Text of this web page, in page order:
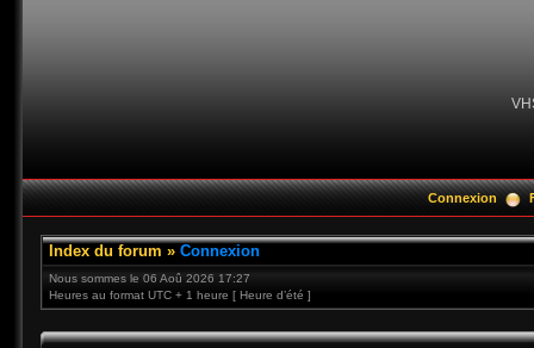
Connexion
Index du forum » Connexion
Nous sommes le 06 Aoû 2026 17:27
Heures au format UTC + 1 heure [ Heure d’été ]